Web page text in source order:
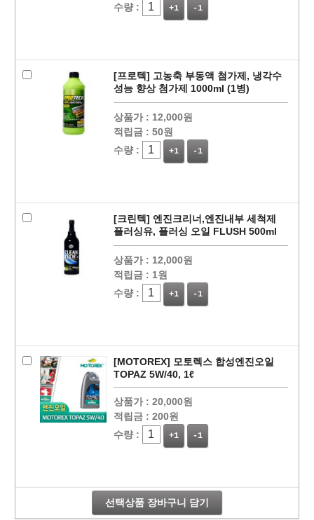
구매
수량 :
+1 -1
[프로텍] 고농축 부동액 첨가제, 냉각수
성능 향상 첨가제 1000ml (1병)
상품가 : 12,000원
적립금 : 50원
수량 :
+1 -1
[크린텍] 엔진크리너,엔진내부 세척제
플러싱유, 플러싱 오일 FLUSH 500ml
상품가 : 12,000원
적립금 : 1원
수량 :
+1 -1
[MOTOREX] 모토렉스 합성엔진오일
TOPAZ 5W/40, 1ℓ
상품가 : 20,000원
적립금 : 200원
수량 :
+1 -1
선택상품 장바구니 담기